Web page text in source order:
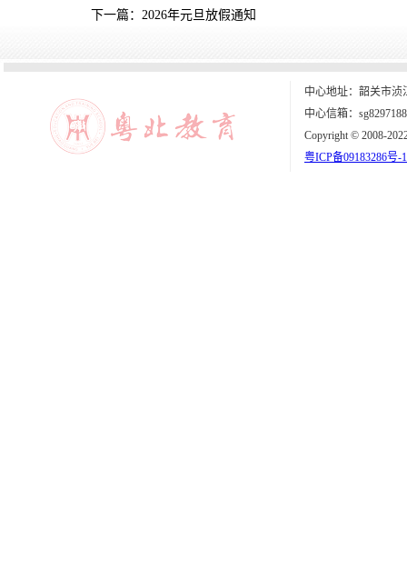
下一篇： 2026年元旦放假通知
中心地址：韶关市
中心信箱：
Copyright © 2008-
粤ICP备09183286号-1